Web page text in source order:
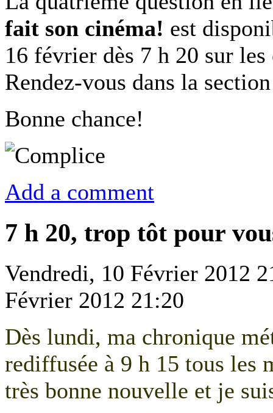
fait son cinéma! est
16 février dès 7 h 20 sur
Rendez-vous dans la
Bonne chance!
Add a comment
7 h 20, trop tôt pour
Vendredi, 10 Février 2012
Février 2012 21:20
Dès lundi, ma chronique
rediffusée à 9 h 15 tous les
très bonne nouvelle et je